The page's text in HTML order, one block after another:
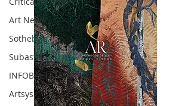
Art News
Sotheby's
Subasta
INFOBAE|AMERICA
Artsys